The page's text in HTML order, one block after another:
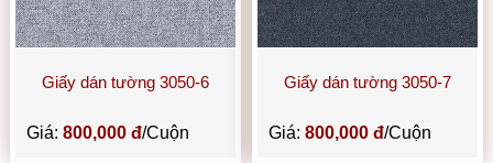
Giấy dán tường 3050-6
Giá:800,000 đ/Cuộn
Giấy dán tường 3050-7
Giá: 800,000 đ/Cuộn